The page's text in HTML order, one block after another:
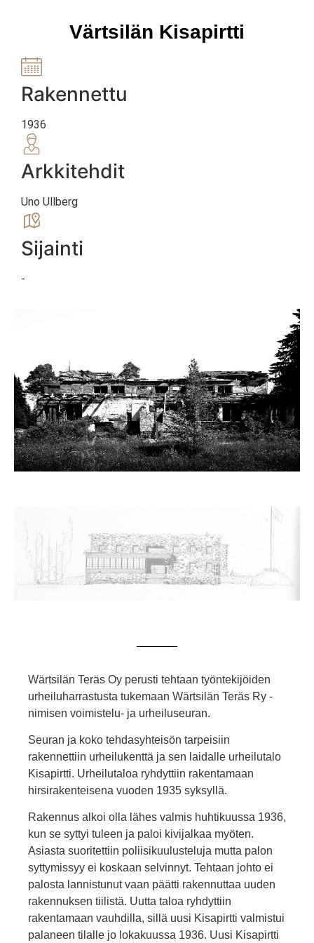
Värtsilän Kisapirtti
Rakennettu
1936
Arkkitehdit
Uno Ullberg
Sijainti
-
Wärtsilän Teräs Oy perusti tehtaan työntekijöiden
urheiluharrastusta tukemaan Wärtsilän Teräs Ry -
nimisen voimistelu- ja urheiluseuran.
Seuran ja koko tehdasyhteisön tarpeisiin
rakennettiin urheilukenttä ja sen laidalle urheilutalo
Kisapirtti. Urheilutaloa ryhdyttiin rakentamaan
hirsirakenteisena vuoden 1935 syksyllä.
Rakennus alkoi olla lähes valmis huhtikuussa 1936,
kun se syttyi tuleen ja paloi kivijalkaa myöten.
Asiasta suoritettiin poliisikuulusteluja mutta palon
syttymissyy ei koskaan selvinnyt. Tehtaan johto ei
palosta lannistunut vaan päätti rakennuttaa uuden
rakennuksen tiilistä. Uutta taloa ryhdyttiin
rakentamaan vauhdilla, sillä uusi Kisapirtti valmistui
palaneen tilalle jo lokakuussa 1936. Uusi Kisapirtti